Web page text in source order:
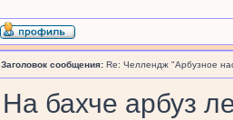
Заголовок сообщения: Re: Челлендж "Арбузное
На бахче арбуз